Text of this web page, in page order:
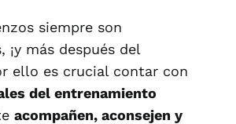
siempre son
¡y más después del
ello es crucial contar con
del entrenamiento
acompañen, aconsejen y